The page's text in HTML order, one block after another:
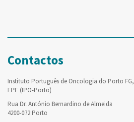
Contactos
Instituto Português de Oncologia do Porto FG,
EPE (IPO-Porto)
Rua Dr. António Bernardino de Almeida
4200-072 Porto